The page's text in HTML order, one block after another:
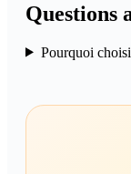
Questions
Pourquoi